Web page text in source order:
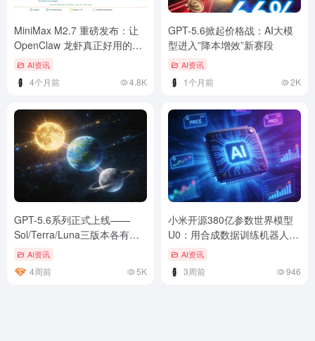
MiniMax M2.7 重磅发布：让
OpenClaw 龙虾真正好用的秘
诀 AI资讯
4个月前 4.8K
GPT-5.6掀起价格战：AI大模
型进入”降本增效”新赛段
AI资讯
1个月前 2K
GPT-5.6系列正式上线——
Sol/Terra/Luna三版本各有什
么特点
AI资讯
4周前 5K
小米开源380亿参数世界模型
U0：用合成数据训练机器人，
成功率飙升26个百分点
AI资讯
3周前 946